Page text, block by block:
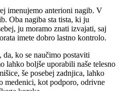
imenujemo anterioni nagib. V
Oba nagiba sta tista, ki ju
ju moramo znati izvajati, saj
imete dobro lastno kontrolo.
ko se naučimo postaviti
lahko boljše uporabili naše telesno
še posebej zadnjica, lahko
medenici, kot podporo, odrivne